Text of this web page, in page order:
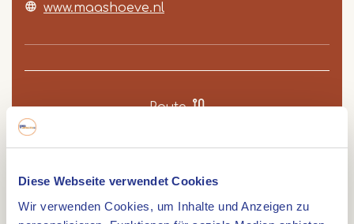
Diese Webseite verwendet Cookies
Wir verwenden Cookies, um Inhalte und Anzeigen zu
www.maashoeve.nl
Route
Campingplatz de Maashoeve Limburg ist für
Erwachsene ohne Kinder geeignet. Viel Ruhe,